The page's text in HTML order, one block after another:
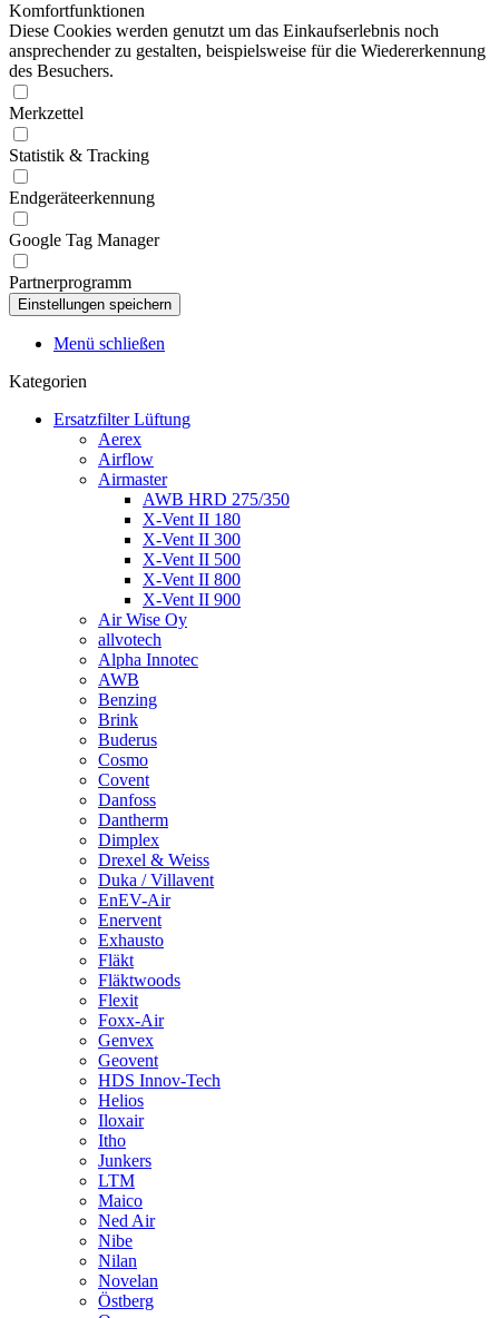
Komfortfunktionen
Diese Cookies werden genutzt um das Einkaufserlebnis noch
ansprechender zu gestalten, beispielsweise für die Wiedererkennung
des Besuchers.
Merkzettel
Statistik & Tracking
Endgeräteerkennung
Google Tag Manager
Partnerprogramm
Menü schließen
Kategorien
Ersatzfilter Lüftung
Aerex
Airflow
Airmaster
AWB HRD 275/350
X-Vent II 180
X-Vent II 300
X-Vent II 500
X-Vent II 800
X-Vent II 900
Air Wise Oy
allvotech
Alpha Innotec
AWB
Benzing
Brink
Buderus
Cosmo
Covent
Danfoss
Dantherm
Dimplex
Drexel & Weiss
Duka / Villavent
EnEV-Air
Enervent
Exhausto
Fläkt
Fläktwoods
Flexit
Foxx-Air
Genvex
Geovent
HDS Innov-Tech
Helios
Iloxair
Itho
Junkers
LTM
Maico
Ned Air
Nibe
Nilan
Novelan
Östberg